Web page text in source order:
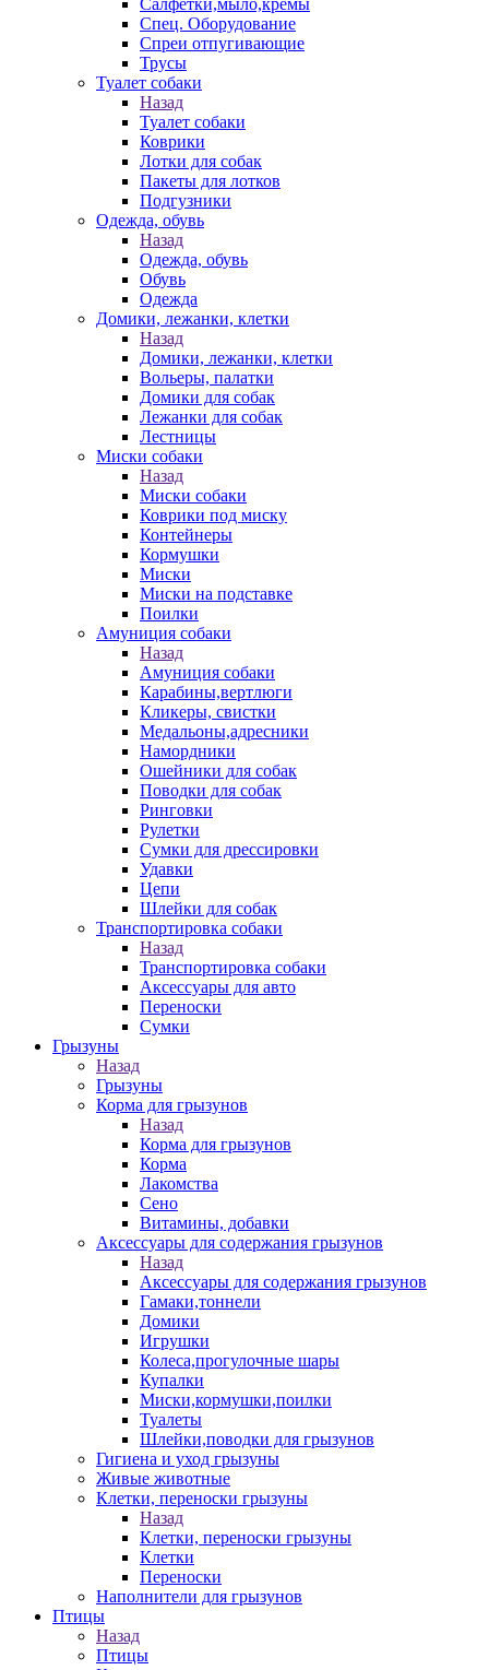
Салфетки,мыло,кремы
Спец. Оборудование
Спреи отпугивающие
Трусы
Туалет собаки
Назад
Туалет собаки
Коврики
Лотки для собак
Пакеты для лотков
Подгузники
Одежда, обувь
Назад
Одежда, обувь
Обувь
Одежда
Домики, лежанки, клетки
Назад
Домики, лежанки, клетки
Вольеры, палатки
Домики для собак
Лежанки для собак
Лестницы
Миски собаки
Назад
Миски собаки
Коврики под миску
Контейнеры
Кормушки
Миски
Миски на подставке
Поилки
Амуниция собаки
Назад
Амуниция собаки
Карабины,вертлюги
Кликеры, свистки
Медальоны,адресники
Намордники
Ошейники для собак
Поводки для собак
Ринговки
Рулетки
Сумки для дрессировки
Удавки
Цепи
Шлейки для собак
Транспортировка собаки
Назад
Транспортировка собаки
Аксессуары для авто
Переноски
Сумки
Грызуны
Назад
Грызуны
Корма для грызунов
Назад
Корма для грызунов
Корма
Лакомства
Сено
Витамины, добавки
Аксессуары для содержания грызунов
Назад
Аксессуары для содержания грызунов
Гамаки,тоннели
Домики
Игрушки
Колеса,прогулочные шары
Купалки
Миски,кормушки,поилки
Туалеты
Шлейки,поводки для грызунов
Гигиена и уход грызуны
Живые животные
Клетки, переноски грызуны
Назад
Клетки, переноски грызуны
Клетки
Переноски
Наполнители для грызунов
Птицы
Назад
Птицы